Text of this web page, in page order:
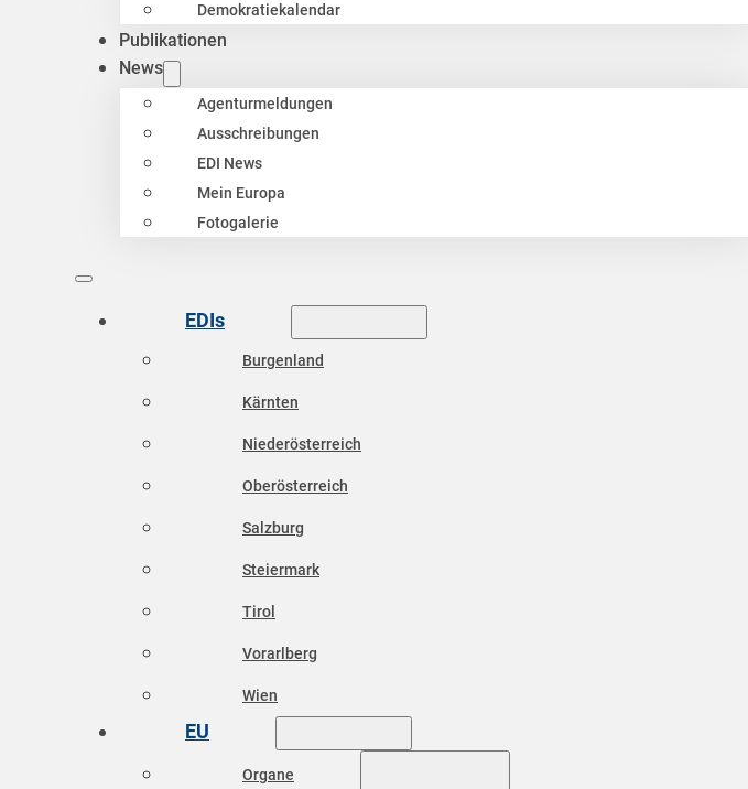
Demokratiekalendar
Publikationen
News
Agenturmeldungen
Ausschreibungen
EDI News
Mein Europa
Fotogalerie
EDIs
Burgenland
Kärnten
Niederösterreich
Oberösterreich
Salzburg
Steiermark
Tirol
Vorarlberg
Wien
EU
Organe